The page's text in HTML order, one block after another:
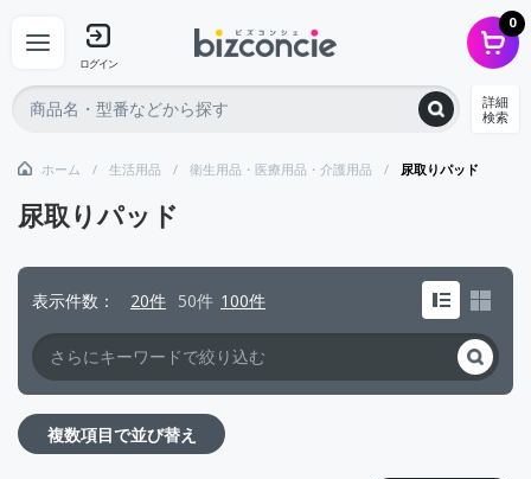
ログイン
0
詳細
検索
ホーム 生活用品 衛生用品・医療用品・介護用品 尿取りパッド
尿取りパッド
表示件数 20件 50件 100件
複数項目で並び替え